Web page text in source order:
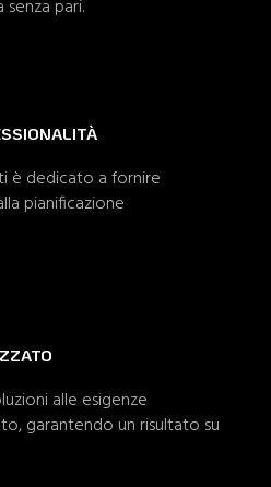
senza pari.
è dedicato a fornire
pianificazione
alle esigenze
garantendo un risultato su